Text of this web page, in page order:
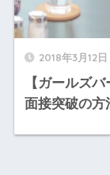
2018年3月12日
【ガールズ
面接突破の方